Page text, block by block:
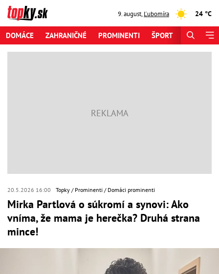
9. august,Ľubomíra 24 °C
DOMÁCE ZAHRANIČNÉ PROMINENTI ŠPORT
20.5.2026 16:00 Topky Prominenti Domáci prominenti
Mirka Partlová o súkromí a synovi: Ako
vníma, že mama je herečka? Druhá strana
mince!